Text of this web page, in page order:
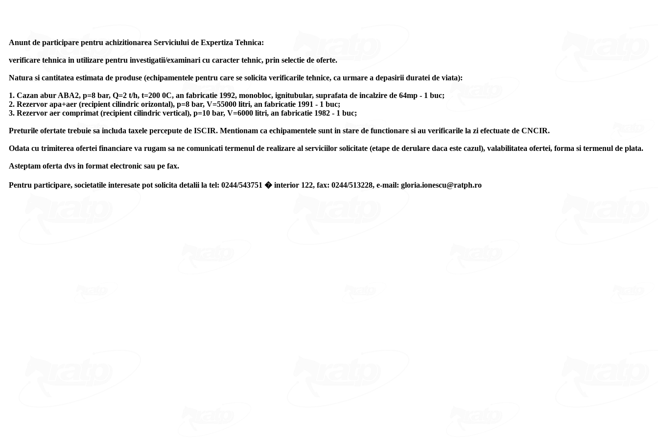
Anunt de participare pentru achizitionarea Serviciului de Expertiza Tehnica:
verificare tehnica in utilizare pentru investigatii/examinari cu caracter tehnic, prin selectie de oferte.
Natura si cantitatea estimata de produse (echipamentele pentru care se solicita verificarile tehnice, ca urmare a depasirii duratei de viata):
1. Cazan abur ABA2, p=8 bar, Q=2 t/h, t=200 0C, an fabricatie 1992, monobloc, ignitubular, suprafata de incalzire de 64mp - 1 buc;
2. Rezervor apa+aer (recipient cilindric orizontal), p=8 bar, V=55000 litri, an fabricatie 1991 - 1 buc;
3. Rezervor aer comprimat (recipient cilindric vertical), p=10 bar, V=6000 litri, an fabricatie 1982 - 1 buc;
Preturile ofertate trebuie sa includa taxele percepute de ISCIR. Mentionam ca echipamentele sunt in stare de functionare si au verificarile la zi efectuate de CNCIR.
Odata cu trimiterea ofertei financiare va rugam sa ne comunicati termenul de realizare al serviciilor solicitate (etape de derulare daca este cazul), valabilitatea ofertei, forma si termenul de plata.
Asteptam oferta dvs in format electronic sau pe fax.
Pentru participare, societatile interesate pot solicita detalii la tel: 0244/543751 � interior 122, fax: 0244/513228, e-mail: gloria.ionescu@ratph.ro